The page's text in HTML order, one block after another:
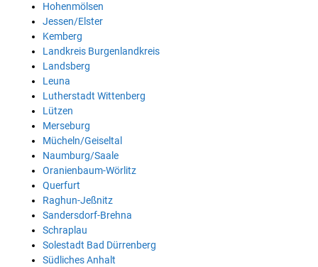
Hohenmölsen
Jessen/Elster
Kemberg
Landkreis Burgenlandkreis
Landsberg
Leuna
Lutherstadt Wittenberg
Lützen
Merseburg
Mücheln/Geiseltal
Naumburg/Saale
Oranienbaum-Wörlitz
Querfurt
Raghun-Jeßnitz
Sandersdorf-Brehna
Schraplau
Solestadt Bad Dürrenberg
Südliches Anhalt